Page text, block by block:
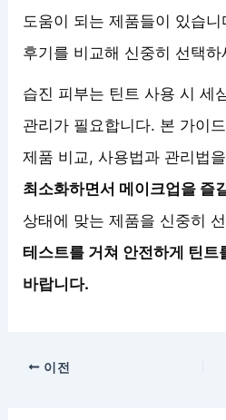
도움이 되는 제품들이 있습
후기를 비교해 신중히 선택하
습진 피부는 틴트 사용 시 세
관리가 필요합니다. 본 가이
제품 비교, 사용법과 관리법
최소화하면서 메이크업을 즐
상태에 맞는 제품을 신중히
테스트를 거쳐 안전하게 틴트
바랍니다.
이전